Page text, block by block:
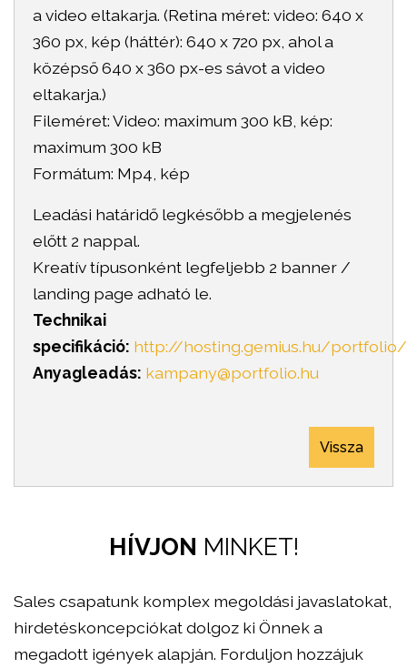
a video eltakarja. (Retina méret: video: 640 x
360 px, kép (háttér): 640 x 720 px, ahol a
középső 640 x 360 px-es sávot a video
eltakarja.)
Fileméret: Video: maximum 300 kB, kép:
maximum 300 kB
Formátum: Mp4, kép
Leadási határidő legkésőbb a megjelenés
előtt 2 nappal.
Kreatív típusonként legfeljebb 2 banner /
landing page adható le.
Technikai
specifikáció: http://hosting.gemius.hu/
Anyagleadás: kampany@portfolio.hu
Vissza
HÍVJON MINKET!
Sales csapatunk komplex megoldási javaslatokat,
hirdetéskoncepciókat dolgoz ki Önnek a
megadott igények alapján. Forduljon hozzájuk